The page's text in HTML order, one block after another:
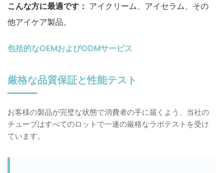
こんな方に最適です： アイクリーム、アイセラム、その
他アイケア製品。
包括的なOEMおよびODMサービス
厳格な品質保証と性能テスト
お客様の製品が完璧な状態で消費者の手に届くよう、当社の
チューブはすべてのロットで一連の厳格なラボテストを受け
ています。